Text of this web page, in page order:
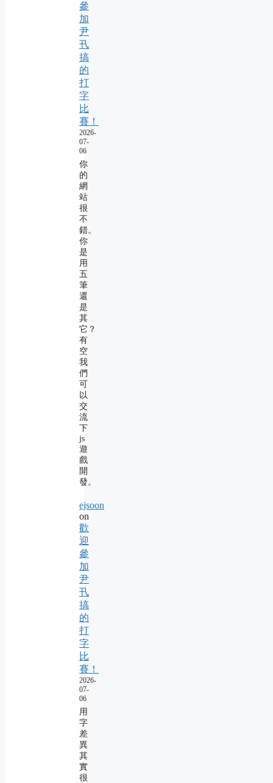
參
加
尹
卂
搞
的
打
字
比
賽！
2026-
07-
06
你
的
網
站
很
不
錯。
你
是
用
五
筆
還
是
其
它？
有
空
我
們
可
以
交
流
下
js
遊
戲
開
發。
ejsoon
on
歡
迎
參
加
尹
卂
搞
的
打
字
比
賽！
2026-
07-
06
用
字
差
異
其
實
很